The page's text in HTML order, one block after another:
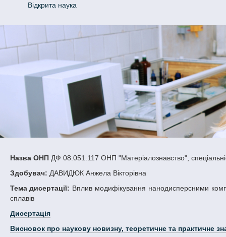
Відкрита наука
Назва ОНПДФ 08.051.117 ОНП "Матеріалознавство",
Здобувач: ДАВИДЮК Анжела Вікторівна
Тема дисертації: Вплив модифікування нанодисперсними
сплавів
Дисертація
Висновок про наукову новизну, теоретичне та практичне